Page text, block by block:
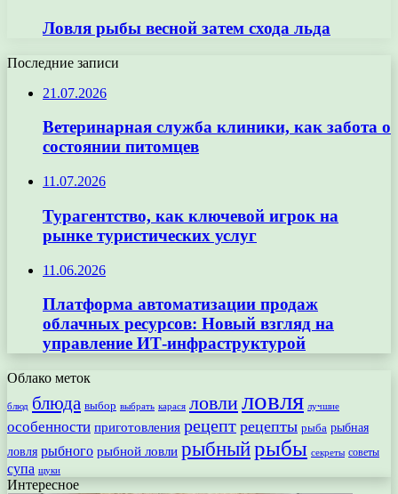
Ловля рыбы весной затем схода льда
Последние записи
21.07.2026
Ветеринарная служба клиники, как забота о
состоянии питомцев
11.07.2026
Турагентство, как ключевой игрок на
рынке туристических услуг
11.06.2026
Платформа автоматизации продаж
облачных ресурсов: Новый взгляд на
управление ИТ-инфраструктурой
Облако меток
блюд блюда выбор выбрать карася ловлиловля лучшие
особенности приготовления рецепт рецепты рыба рыбная
ловля рыбного рыбной ловли рыбныйрыбы секреты советы
супа щуки
Интересное